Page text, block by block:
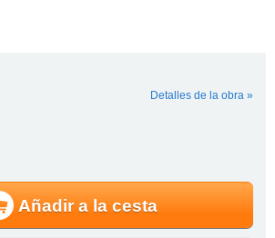
Detalles de la obra »
Añadir a la cesta